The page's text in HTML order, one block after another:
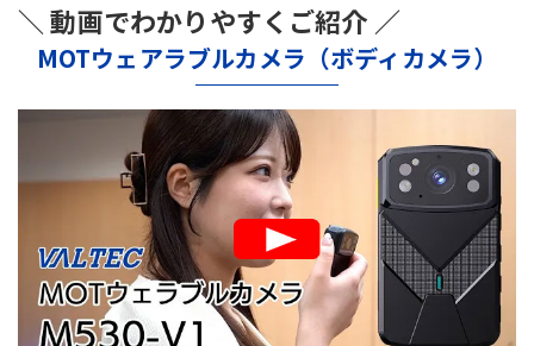
＼ 動画でわかりやすくご紹介 ／
MOTウェアラブルカメラ（ボディカメラ）